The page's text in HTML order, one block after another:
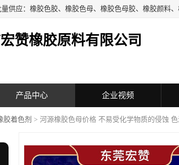
赞橡胶原料有限公司
产品中心 企业视频
胶着色剂 > 河源橡胶色母价格 不易受化学物质的侵蚀